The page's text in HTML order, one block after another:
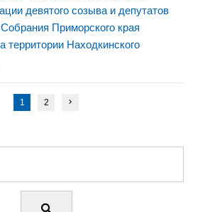
девятого созыва и депутатов
Приморского края
территории Находкинского
1 2